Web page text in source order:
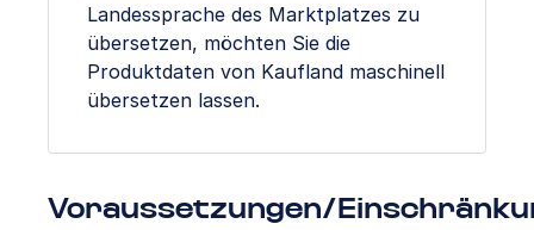
Landessprache des Marktplatzes zu
übersetzen, möchten Sie die
Produktdaten von Kaufland maschinell
übersetzen lassen.
Voraussetzungen/